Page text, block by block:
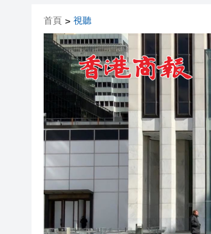
山東26戶省屬國企
瀋陽鐵西校園閱讀
閩粵贛三地漢樂
黎智英案｜吳良好
50餘位頂尖專家共
海南澄邁文儒煥新
梁振英率港區全
2025年海南儋州
首頁 > 視聽